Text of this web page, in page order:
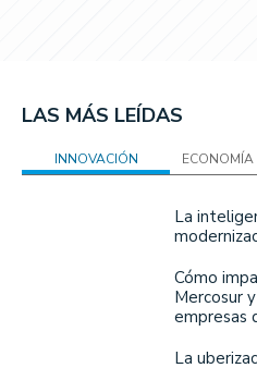
LAS MÁS LEÍDAS
INNOVACIÓN ECONOMÍA
La
Cómo
Mercosur
empresas
La